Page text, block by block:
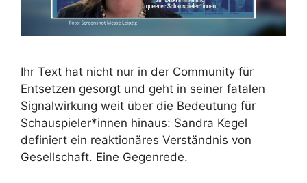
Ihr Text hat nicht nur in der Community für
Entsetzen gesorgt und geht in seiner fatalen
Signalwirkung weit über die Bedeutung für
Schauspieler*innen hinaus: Sandra Kegel
definiert ein reaktionäres Verständnis von
Gesellschaft. Eine Gegenrede.